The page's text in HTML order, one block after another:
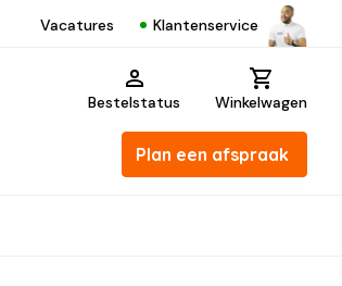
Vacatures Klantenservice
Bestelstatus Winkelwagen
Plan een afspraak